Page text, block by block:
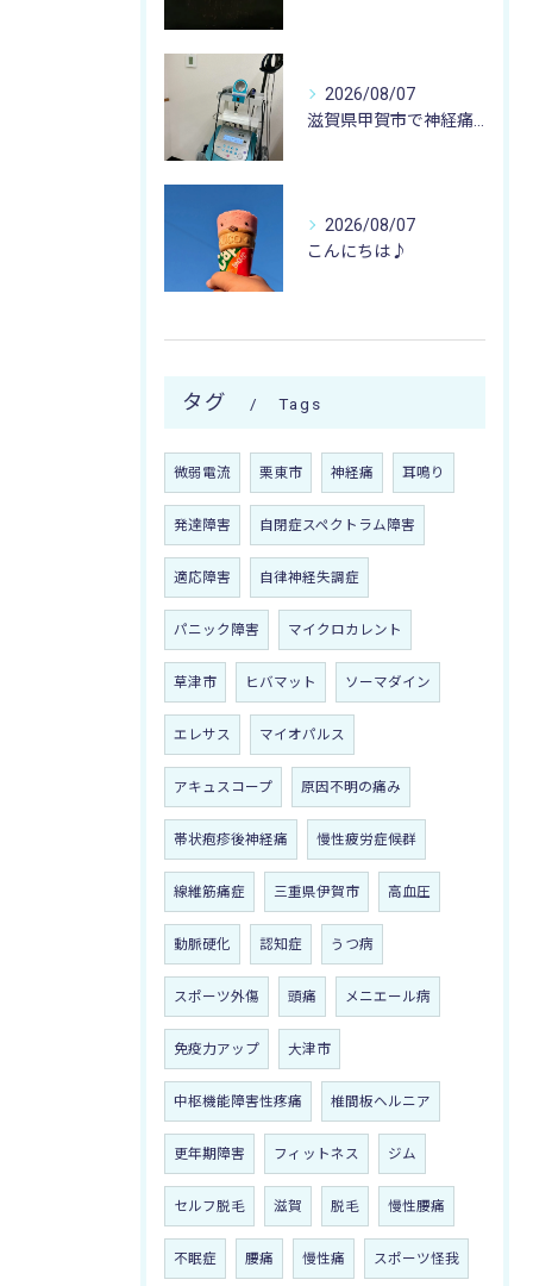
2026/08/07
2026/08/07
こんにちは♪
タグ Tags
微弱電流 栗東市 神経痛 耳鳴り
発達障害 自閉症スペクトラム障害
適応障害 自律神経失調症
パニック障害 マイクロカレント
草津市 ヒバマット ソーマダイン
エレサス マイオパルス
アキュスコープ 原因不明の痛み
帯状疱疹後神経痛 慢性疲労症候群
線維筋痛症 三重県伊賀市 高血圧
動脈硬化 認知症 うつ病
スポーツ外傷 頭痛 メニエール病
免疫力アップ 大津市
中枢機能障害性疼痛 椎間板ヘルニア
更年期障害 フィットネス ジム
セルフ脱毛 滋賀 脱毛 慢性腰痛
不眠症 腰痛 慢性痛 スポーツ怪我